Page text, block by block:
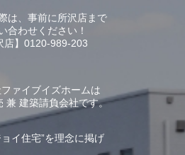
は、事前に所沢店まで
わせください！
】0120-989-203
ァイブイズホームは
兼 建築請負会社です。
イ住宅”を理念に掲げ